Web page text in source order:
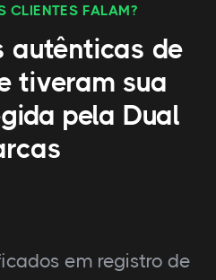
CLIENTES FALAM?
autênticas de
tiveram sua
pela Dual
em registro de